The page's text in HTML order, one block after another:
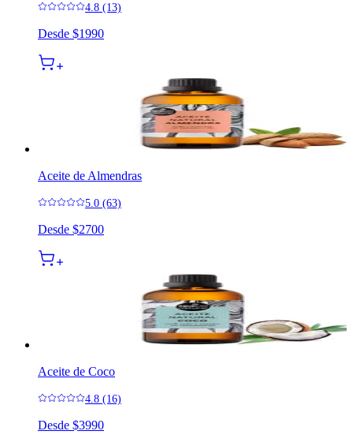
4.8 (13)
Desde $1990
Aceite de Almendras
5.0 (63)
Desde $2700
Aceite de Coco
4.8 (16)
Desde $3990